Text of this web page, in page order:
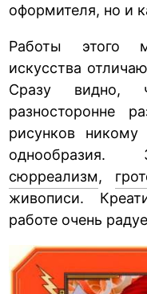
оформителя, но и
Работы этого
искусства
Сразу видно,
разносторонне
рисунков никому
однообразия.
сюрреализм,
живописи.
работе очень